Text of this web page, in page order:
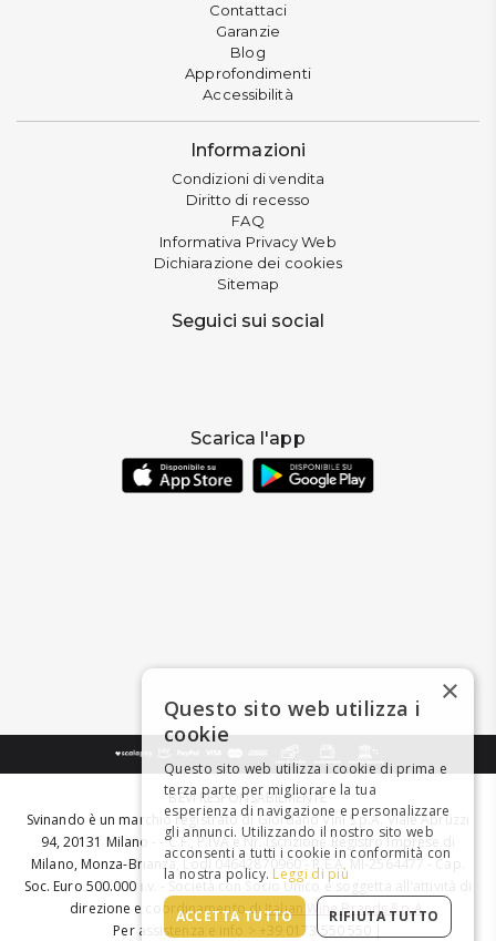
Contattaci
Garanzie
Blog
Approfondimenti
Accessibilità
Informazioni
Condizioni di vendita
Diritto di recesso
FAQ
Informativa Privacy Web
Dichiarazione dei cookies
Sitemap
Seguici sui social
Scarica l'app
BEVI RESPONSABILMENTE
Svinando è un marchio registrato di Giordano Vini S.p.A. Viale Abruzzi
94, 20131 Milano - - C.F., P.IVA e Nr. Iscrizione Registro Imprese di
Milano, Monza-Brianza, Lodi 04642870960 - R.E.A. MI-2564477 - Cap.
Soc. Euro 500.000 i.v. - Società con Socio Unico e soggetta all'attività di
direzione e coordinamento diItalian Wine Brands S.p.A.
Per assistenza e info > +39 0173 550 550 |
×
Questo sito web utilizza i
cookie
Questo sito web utilizza i cookie di prima e
terza parte per migliorare la tua
esperienza di navigazione e personalizzare
gli annunci. Utilizzando il nostro sito web
acconsenti a tutti i cookie in conformità con
la nostra policy. Leggi di più
ACCETTA TUTTO RIFIUTA TUTTO